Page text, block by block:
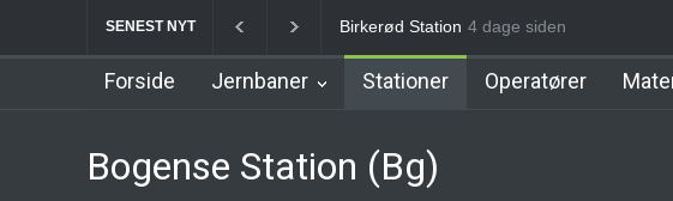
SENEST NYT Allerød Station Favrholm Station
4 dage siden
Forside Jernbaner Stationer Operatører
Bogense Station (Bg)